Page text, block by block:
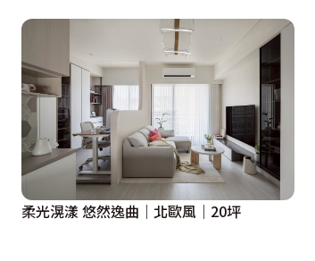
柔光滉漾 悠然逸曲｜北歐風｜20坪